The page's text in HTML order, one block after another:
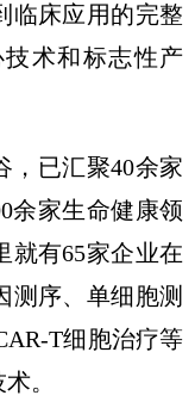
临床应用的完整
术和标志性产
，已汇聚40余家
余家生命健康领
就有65家企业在
测序、单细胞测
T细胞治疗等
。